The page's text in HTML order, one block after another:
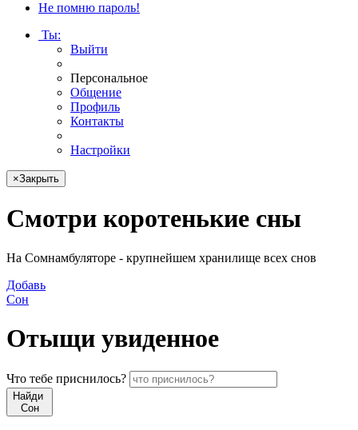
Не помню пароль!
Ты:
Выйти
Персональное
Общение
Профиль
Контакты
Настройки
×Закрыть
Смотри коротенькие сны
На Сомнамбуляторе - крупнейшем хранилище всех снов
Добавь
Сон
Отыщи увиденное
Что тебе приснилось?
Найди
Сон